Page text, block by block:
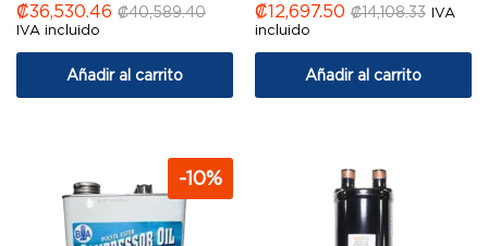
₡36,530.46 ₡40,589.40
IVA incluido
Añadir al carrito
₡12,697.50 ₡14,108.33 IVA
incluido
Añadir al carrito
-10%